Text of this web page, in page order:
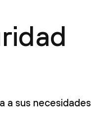
a sus necesidades